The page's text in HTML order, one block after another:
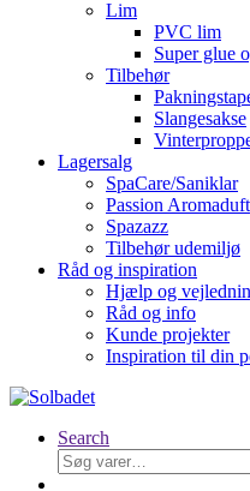
Lim
PVC lim
Super glue
Tilbehør
Slangesakse
Lagersalg
SpaCare/Saniklar
Passion Aromaduft
Spazazz
Tilbehør udemiljø
Råd og inspiration
Hjælp og
Råd og info
Kunde projekter
Inspiration til din
Search
Søg
efter: